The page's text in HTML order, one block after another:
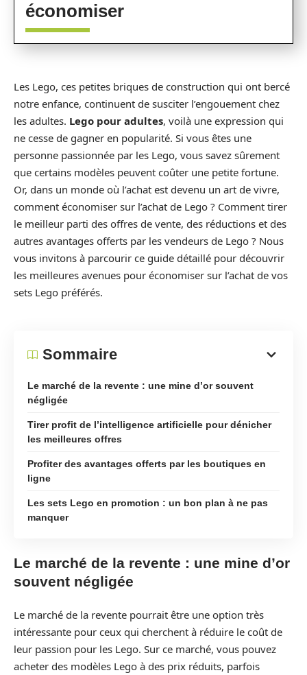
économiser
Les Lego, ces petites briques de construction qui ont bercé
notre enfance, continuent de susciter l’engouement chez
les adultes. Lego pour adultes, voilà une expression qui
ne cesse de gagner en popularité. Si vous êtes une
personne passionnée par les Lego, vous savez sûrement
que certains modèles peuvent coûter une petite fortune.
Or, dans un monde où l’achat est devenu un art de vivre,
comment économiser sur l’achat de Lego ? Comment tirer
le meilleur parti des offres de vente, des réductions et des
autres avantages offerts par les vendeurs de Lego ? Nous
vous invitons à parcourir ce guide détaillé pour découvrir
les meilleures avenues pour économiser sur l’achat de vos
sets Lego préférés.
Sommaire
Le marché de la revente : une mine d’or souvent
négligée
Tirer profit de l’intelligence artificielle pour dénicher
les meilleures offres
Profiter des avantages offerts par les boutiques en
ligne
Les sets Lego en promotion : un bon plan à ne pas
manquer
Le marché de la revente : une mine d’or
souvent négligée
Le marché de la revente pourrait être une option très
intéressante pour ceux qui cherchent à réduire le coût de
leur passion pour les Lego. Sur ce marché, vous pouvez
acheter des modèles Lego à des prix réduits, parfois